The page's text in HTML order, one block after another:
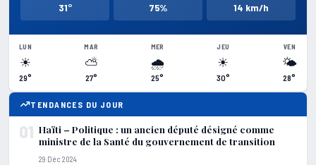
31° 75% 14 km/h
LUN
☀
29°
MAR
⛅
27°
MER
🌧
25°
JEU
☀
30°
VEN
🌤
28°
TENDANCES DU JOUR
01 Haïti – Politique : un ancien député désigné comme
ministre de la Santé du gouvernement de transition
29 Déc 2024